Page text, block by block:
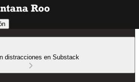
distracciones en Substack